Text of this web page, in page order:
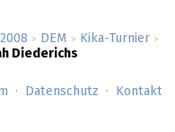
2008 > DEM > Kika-Turnier >
Diederichs
Datenschutz Kontakt